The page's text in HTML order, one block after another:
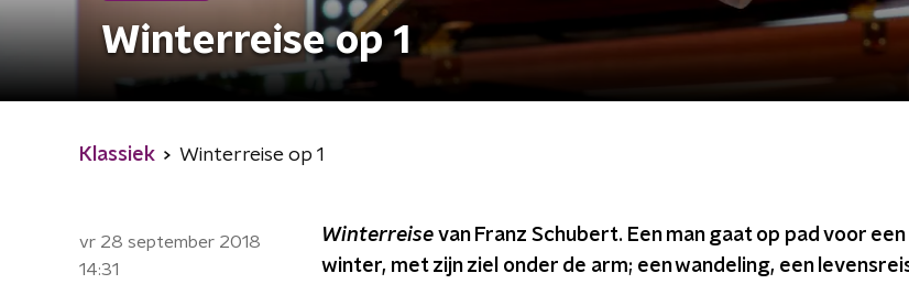
Winterreise op 1
Klassiek Winterreise op 1
vr 28 september 2018
14:31
Winterreise van Franz Schubert. Een man gaat op pad voor
winter, met zijn ziel onder de arm; een wandeling, een